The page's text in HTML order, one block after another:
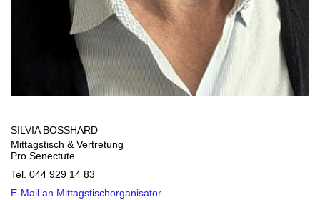
SILVIA BOSSHARD
Mittagstisch & Vertretung
Pro Senectute
Tel. 044 929 14 83
E-Mail an Mittagstischorganisator